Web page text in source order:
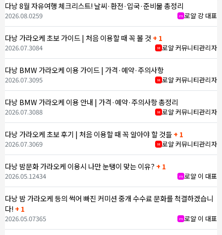
다낭 8월 자유여행 체크리스트! 날씨·환전·입국·준비물 총정리
m 로얄 강 대표
2026.08.0259
다낭 가라오케 초보 가이드 | 처음 이용할 때 꼭 볼 것 + 1
M 로얄 커뮤니티관리자
2026.07.3084
다낭 BMW 가라오케 이용 가이드 | 가격·예약·주의사항
M 로얄 커뮤니티관리자
2026.07.3095
다낭 BMW 가라오케 이용 안내 | 가격·예약·주의사항 총정리
M 로얄 커뮤니티관리자
2026.07.3088
다낭 가라오케 초보 후기 | 처음 이용할 때 꼭 알아야 할 것들+ 1
M 로얄 커뮤니티관리자
2026.07.3069
다낭 밤문화 가라오케 이용시 나만 눈탱이 맞는 이유? + 1
m 로얄 이 대표
2026.05.12434
다낭 밤 가라오케 등의 썩어 빠진 커미션 중개 수수료 문화를 척결하겠습니
다! + 1
m 로얄 이 대표
2026.05.07365